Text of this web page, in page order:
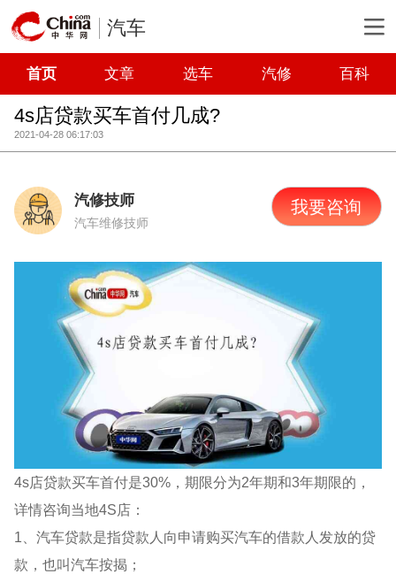
汽车
首页 文章 选车 汽修 百科
4s店贷款买车首付几成?
2021-04-28 06:17:03
汽修技师
汽车维修技师
我要咨询
4s店贷款买车首付是30%，期限分为2年期和3年期限的，
详情咨询当地4S店：
1、汽车贷款是指贷款人向申请购买汽车的借款人发放的贷
款，也叫汽车按揭；